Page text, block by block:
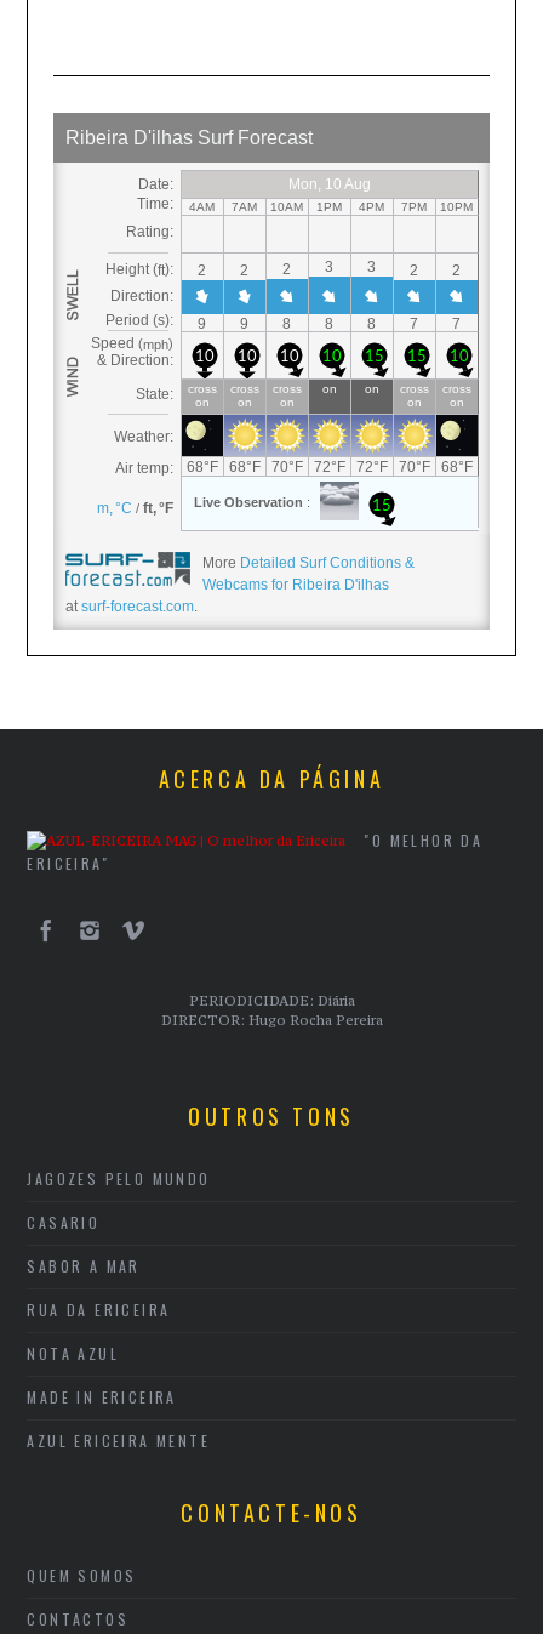
More Detailed Surf Conditions &
Webcams for Ribeira D'ilhas
atsurf-forecast.com.
ACERCA DA PÁGINA
"O MELHOR DA
ERICEIRA"
PERIODICIDADE: Diária
DIRECTOR: Hugo Rocha Pereira
OUTROS TONS
JAGOZES PELO MUNDO
CASARIO
SABOR A MAR
RUA DA ERICEIRA
NOTA AZUL
MADE IN ERICEIRA
AZUL ERICEIRA MENTE
CONTACTE-NOS
QUEM SOMOS
CONTACTOS